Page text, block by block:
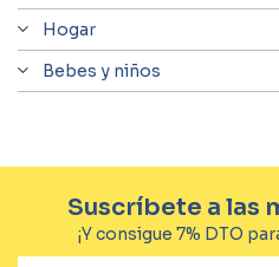
Hogar
Bebes y niños
Suscríbete a las
¡Y consigue 7% DTO